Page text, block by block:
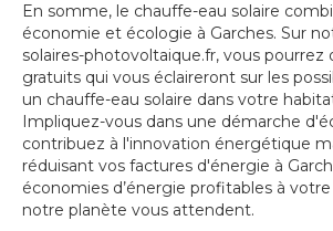
En somme, le chauffe-eau solaire
économie et écologie à Garches. Sur
solaires-photovoltaique.fr, vous pourrez
gratuits qui vous éclaireront sur les
un chauffe-eau solaire dans votre
Impliquez-vous dans une démarche
contribuez à l'innovation énergétique
réduisant vos factures d'énergie à
économies d’énergie profitables à
notre planète vous attendent.